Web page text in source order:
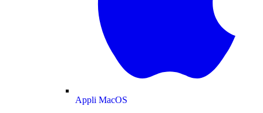
Appli MacOS